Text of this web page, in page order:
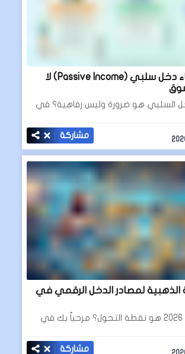
أفضل 3 طرق لبناء دخل سلبي (Passive Income) لا
السلبي هو ضرورة وليس رفاهية؟ في
مشاركة
الذهبية لمصادر الدخل الرقمي في
مقدمة: لماذا عام 2026 هو نقطة التحول؟ مرحباً بك في
مشاركة